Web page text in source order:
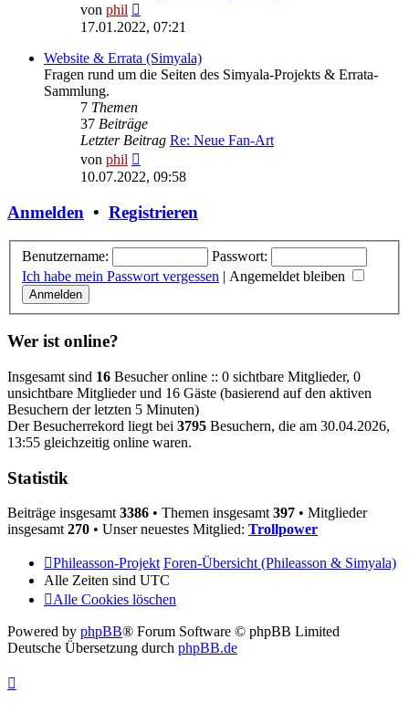
von phil
Beitrag
17.01.2022, 07:21
Website & Errata (Simyala)
Fragen rund um die Seiten des Simyala-Projekts & Errata-
Sammlung.
7 Themen
37 Beiträge
Letzter Beitrag Re: Neue Fan-Art
von phil
Beitrag
10.07.2022, 09:58
Anmelden • Registrieren
Benutzername:
Passwort:
Ich habe mein Passwort vergessen | Angemeldet bleiben
Wer ist online?
Insgesamt sind 16 Besucher online :: 0 sichtbare Mitglieder, 0
unsichtbare Mitglieder und 16 Gäste (basierend auf den aktiven
Besuchern der letzten 5 Minuten)
Der Besucherrekord liegt bei 3795 Besuchern, die am 30.04.2026,
13:55 gleichzeitig online waren.
Statistik
Beiträge insgesamt 3386 • Themen insgesamt 397 • Mitglieder
insgesamt 270 • Unser neuestes Mitglied: Trollpower
Phileasson-Projekt Foren-Übersicht (Phileasson & Simyala)
Alle Zeiten sind UTC
Alle Cookies löschen
Powered by phpBB® Forum Software © phpBB Limited
Deutsche Übersetzung durch phpBB.de